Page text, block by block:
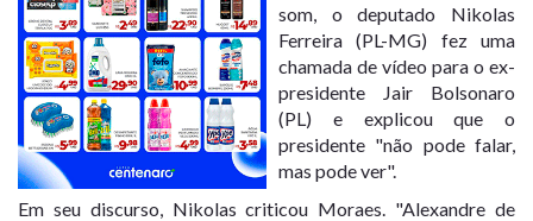
som, o deputado Nikolas
Ferreira (PL-MG) fez uma
chamada de vídeo para o ex-
presidente Jair Bolsonaro
(PL) e explicou que o
presidente "não pode falar,
mas pode ver".
Em seu discurso, Nikolas criticou Moraes. "Alexandre de